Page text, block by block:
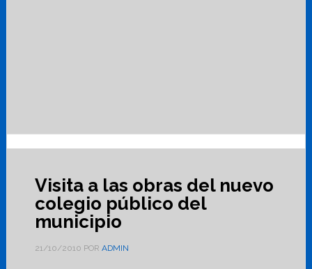
Visita a las obras del nuevo
colegio público del
municipio
21/10/2010 POR ADMIN